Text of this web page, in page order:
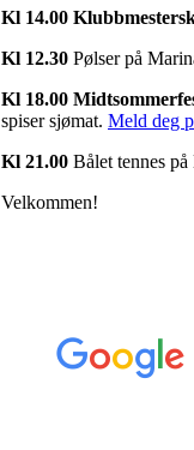
Kl 14.00
Kl 12.30 Pølser på
Kl 18.00
spiser sjømat. Meld deg
Kl 21.00 Bålet tennes
Velkommen!